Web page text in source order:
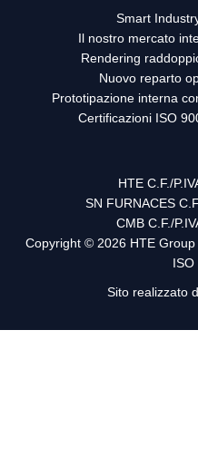
Smart
Il nostro mercato
Rendering
Nuovo reparto
Prototipazione interna
Certificazioni ISO
HTE C.F./
SN FURNACES
CMB C.F./
Copyright © 2026 HTE
Sito realizzato